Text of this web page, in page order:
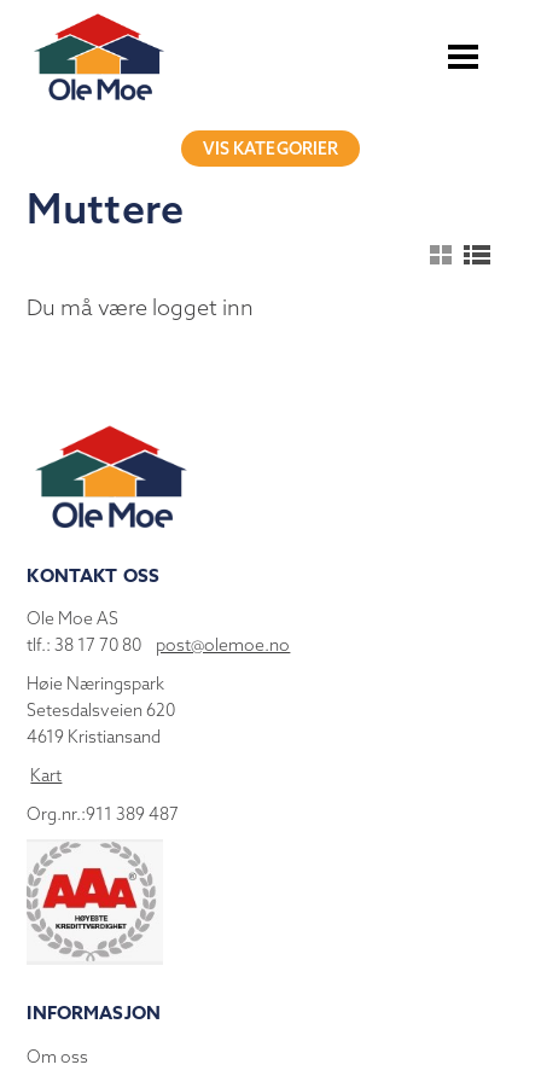
VIS KATEGORIER
Muttere
Du må være logget inn
KONTAKT OSS
Ole Moe AS
tlf.: 38 17 70 80 post@olemoe.no
Høie Næringspark
Setesdalsveien 620
4619 Kristiansand
Kart
Org.nr.:911 389 487
INFORMASJON
Om oss